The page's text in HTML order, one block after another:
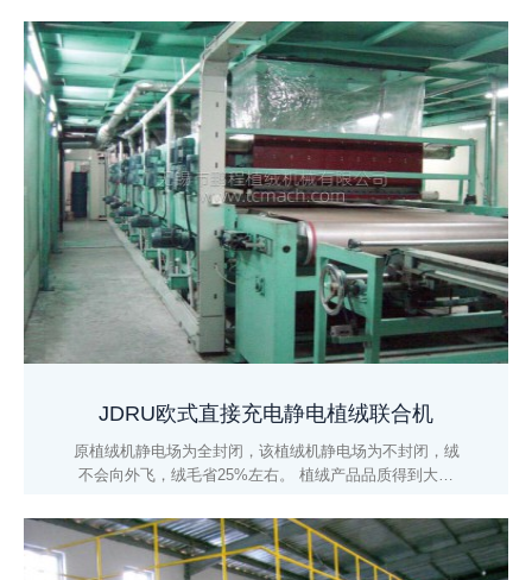
具风格的服装、装饰及装潢产品。
JDRU欧式直接充电静电植绒联合机
原植绒机静电场为全封闭，该植绒机静电场为不封闭，绒
不会向外飞，绒毛省25%左右。 植绒产品品质得到大幅